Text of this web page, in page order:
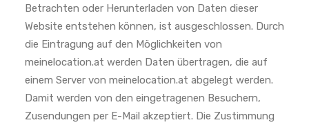
Betrachten oder Herunterladen von Daten dieser
Website entstehen können, ist ausgeschlossen. Durch
die Eintragung auf den Möglichkeiten von
meinelocation.at werden Daten übertragen, die auf
einem Server von meinelocation.at abgelegt werden.
Damit werden von den eingetragenen Besuchern,
Zusendungen per E-Mail akzeptiert. Die Zustimmung